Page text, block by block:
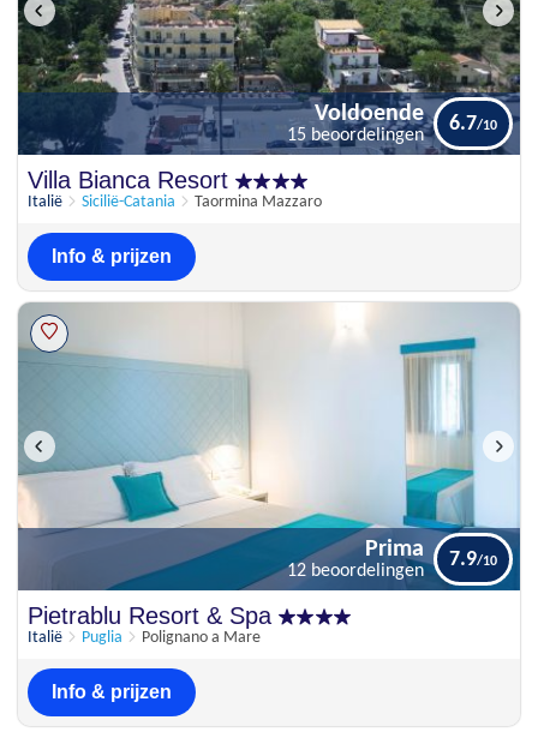
15 beoordelingen
Villa Bianca Resort
Italië Sicilië-Catania Taormina Mazzaro
Voldoende
15 beoordelingen
6.7
Info & prijzen
Pietrablu Resort & Spa
Italië Puglia Polignano a Mare
Prima
12 beoordelingen
7.9
Info & prijzen